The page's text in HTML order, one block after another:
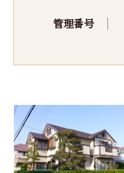
管理番号